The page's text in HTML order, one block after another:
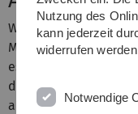
Werde aktiv und
Mittelbaus um die
es Möglichkeit die
durch Arbeit in
aber auch die
Nutzung des
kann jederzeit
widerrufen
Notwendige